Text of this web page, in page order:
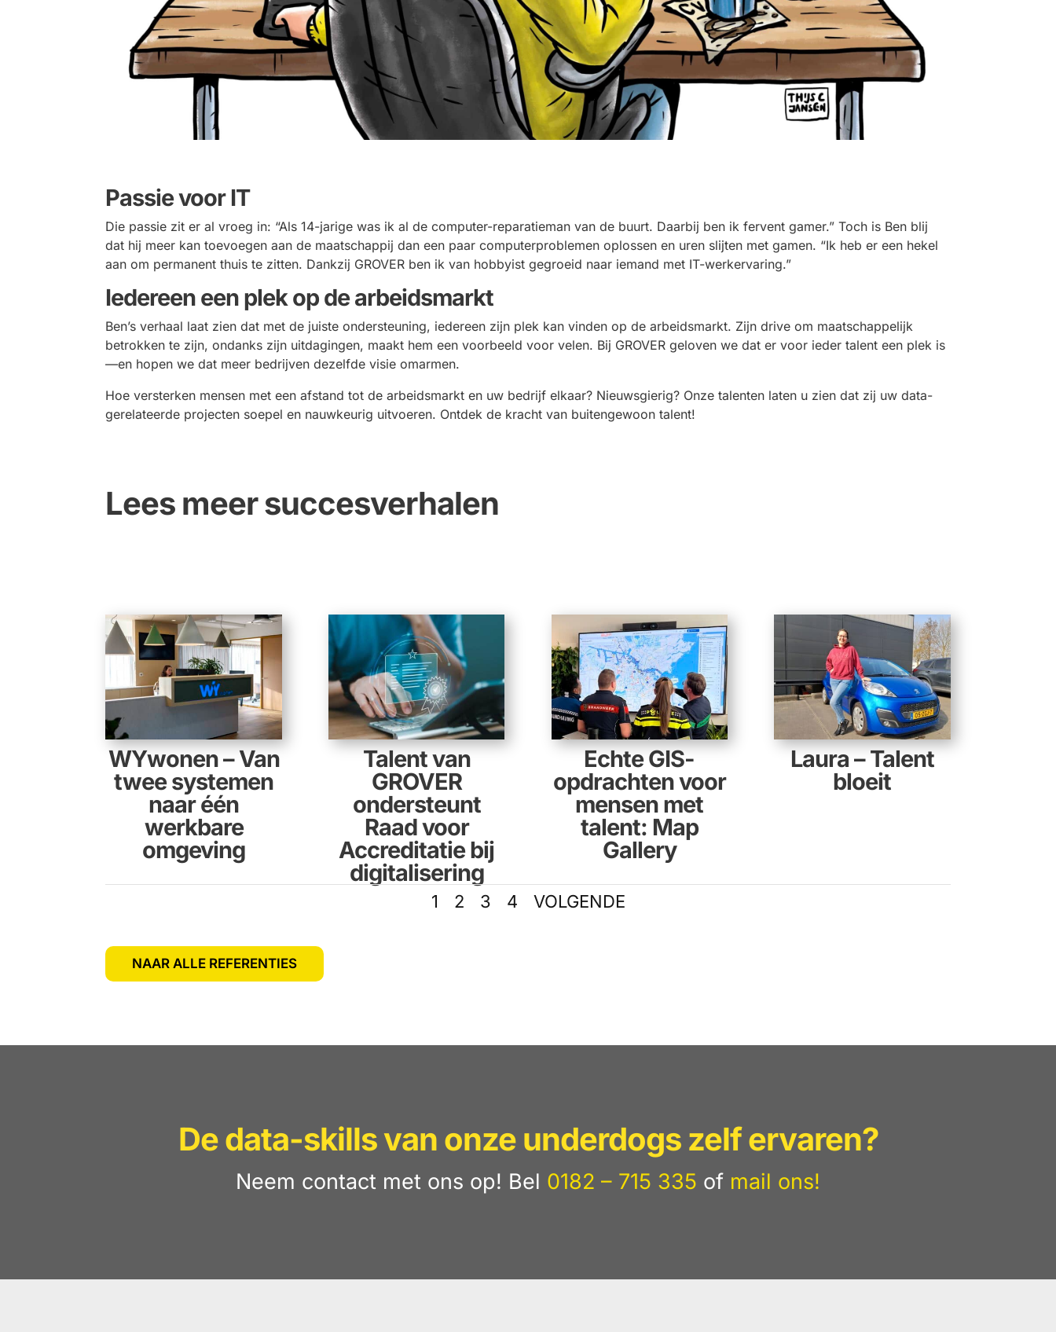
Passie voor IT
Die passie zit er al vroeg in: “Als 14-jarige was ik al de computer-reparatiemanvan de buurt. Daarbij ben ik fervent gamer.” Toch is Ben blij
dat hij meer kan toevoegen aan de maatschappij daneen paar computerproblemen oplossen en uren slijten met gamen. “Ik heb er een hekel
aan om permanent thuis te zitten. Dankzij GROVER ben ik van hobbyist gegroeid naar iemand met IT-werkervaring.”
Iedereen een plek op de arbeidsmarkt
Ben’s verhaal laat zien dat met de juiste ondersteuning, iedereen zijn plek kan vinden op de arbeidsmarkt. Zijn drive om maatschappelijk
betrokken te zijn, ondanks zijn uitdagingen, maakt hem een voorbeeld voor velen. Bij GROVER geloven we dat er voor ieder talent een plek is
—en hopen we dat meer bedrijven dezelfde visie omarmen.
Hoe versterken mensen met een afstand tot de arbeidsmarkt en uw bedrijf elkaar? Nieuwsgierig? Onze talenten laten u zien dat zij uw data-
gerelateerde projecten soepel en nauwkeurig uitvoeren. Ontdek de kracht van buitengewoon talent!
Lees meer succesverhalen
WYwonen – Van
twee systemen
naar één
werkbare
omgeving
Talent van
GROVER
ondersteunt
Raad voor
Accreditatie bij
digitalisering
Echte GIS-
opdrachten voor
mensen met
talent: Map
Gallery
Laura – Talent
bloeit
1 2 3 4 VOLGENDE
NAAR ALLE REFERENTIES
De data-skills van onze underdogs zelf ervaren?
Neem contact met ons op! Bel 0182 – 715 335 of mail ons!